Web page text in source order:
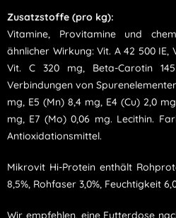
Zusatzstoffe (pro kg):
Vitamine, Provitamine und
ähnlicher Wirkung: Vit. A 42 500 IE,
Vit. C 320 mg, Beta-Carotin
Verbindungen von
mg, E5 (Mn) 8,4 mg, E4 (Cu) 2,0
mg, E7 (Mo) 0,06 mg. Lecithin.
Antioxidationsmittel.
Mikrovit Hi-Protein enthält
8,5%, Rohfaser 3,0%, Feuchtigkeit
Wir empfehlen, eine Futterdose